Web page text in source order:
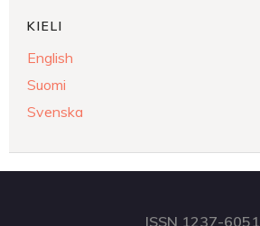
KIELI
English
Suomi
Svenska
ISSN 1237-6051